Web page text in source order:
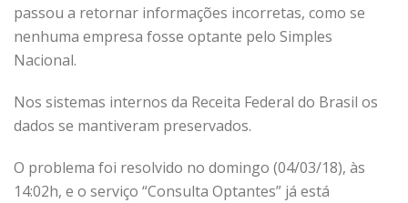
passou a retornar informações incorretas, como se
nenhuma empresa fosse optante pelo Simples
Nacional.
Nos sistemas internos da Receita Federal do Brasil os
dados se mantiveram preservados.
O problema foi resolvido no domingo (04/03/18), às
14:02h, e o serviço “Consulta Optantes” já está